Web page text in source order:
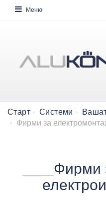
Меню
Старт Системи
Фирми за
Фирми